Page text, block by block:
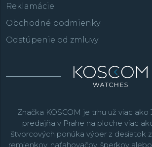
Reklamácie
Obchodné podmienky
Odstúpenie od zmluvy
Značka KOSCOM je trhu už viac ako
predajňa v Prahe na ploche viac
štvorcových ponúka výber z desiatok
remienkov, naťahovačov, šperkov